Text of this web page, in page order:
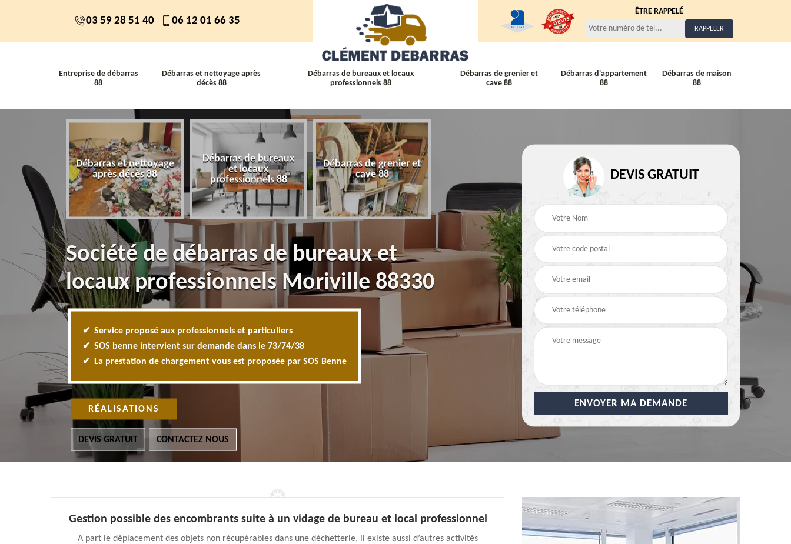
03 59 28 51 40 06 12 01 66 35
ÊTRE RAPPELÉ
Entreprise de débarras
88
Débarras et nettoyage après
décès 88
Débarras de bureaux et locaux
professionnels 88
Débarras de grenier et
cave 88
Débarras d'appartement
88
Débarras de maison
88
débarras
Débarras et nettoyage
après décès 88
Débarras de bureaux
et locaux
professionnels 88
Débarras de grenier et
cave 88
Débarras de maison 88
Société de débarras de bureaux et
locaux professionnels Moriville 88330
Service proposé aux professionnels et particuliers
SOS benne intervient sur demande dans le 73/74/38
La prestation de chargement vous est proposée par SOS Benne
RÉALISATIONS
DEVIS GRATUIT CONTACTEZ NOUS
DEVIS GRATUIT
Gestion possible des encombrants suite à un vidage de bureau et local professionnel
A part le déplacement des objets non récupérables dans une déchetterie, il existe aussi d’autres activités